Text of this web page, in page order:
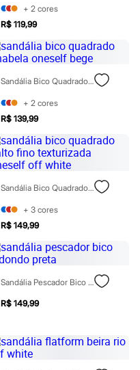
+ 2 cores
R$ 119,99
Sandália Bico Quadrado Anabela Oneself Bege
+ 2 cores
R$ 139,99
Sandália Bico Quadrado Salto Fino Texturizada Oneself Off White
+ 3 cores
R$ 149,99
Sandália Pescador Bico Redondo Preta
R$ 149,99